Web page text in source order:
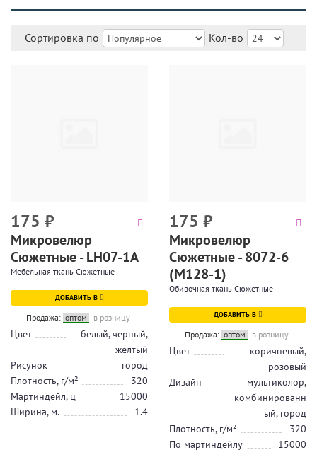
Сортировка по Кол-во
175 ₽
Микровелюр
Сюжетные - LH07-1A
Мебельная ткань Сюжетные
ДОБАВИТЬ В
Продажа: оптом в розницу
Цвет
белый, черный,
желтый
Рисунок
город
Плотность, г/м²
320
Мартиндейл, ц
15000
Ширина, м.
1.4
175 ₽
Микровелюр
Сюжетные - 8072-6
(М128-1)
Обивочная ткань Сюжетные
ДОБАВИТЬ В
Продажа: оптом в розницу
Цвет
коричневый,
розовый
Дизайн
мультиколор,
комбинированн
ый, город
Плотность, г/м²
320
По мартиндейлу
15000